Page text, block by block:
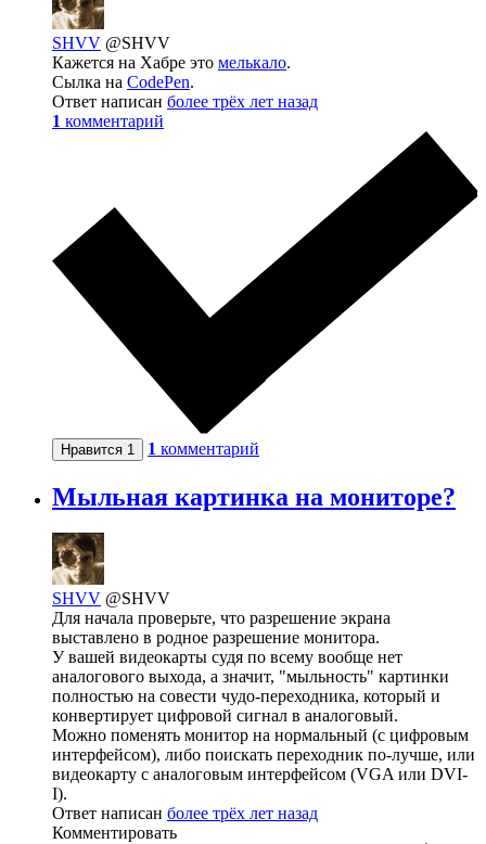
SHVV @SHVV
Кажется на Хабре это мелькало.
Сылка на CodePen.
Ответ написан более трёх лет назад
1 комментарий
Нравится 1 1 комментарий
Мыльная картинка на мониторе?
SHVV @SHVV
Для начала проверьте, что разрешение экрана
выставлено в родное разрешение монитора.
У вашей видеокарты судя по всему вообще нет
аналогового выхода, а значит, "мыльность" картинки
полностью на совести чудо-переходника, который и
конвертирует цифровой сигнал в аналоговый.
Можно поменять монитор на нормальный (с цифровым
интерфейсом), либо поискать переходник по-лучше, или
видеокарту с аналоговым интерфейсом (VGA или DVI-
I).
Ответ написан более трёх лет назад
Комментировать